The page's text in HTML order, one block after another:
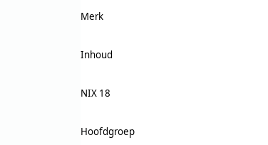
Merk
Inhoud
NIX 18
Hoofdgroep